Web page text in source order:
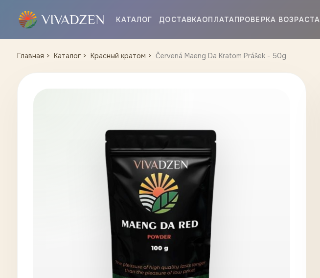
КАТАЛОГ ДОСТАВКАОПЛАТАПРОВЕРКА ВОЗРАСТА
Главная Каталог Красный кратом Červená Maeng Da Kratom Prášek - 50g